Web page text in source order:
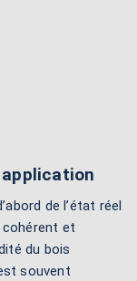
de l’état réel
cohérent et
du bois
souvent